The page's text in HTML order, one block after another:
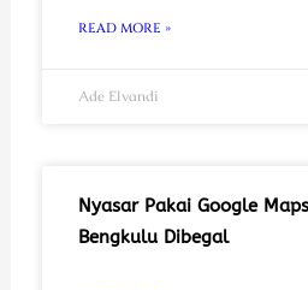
READ MORE »
Ade Elvandi
Nyasar Pakai Google
Bengkulu Dibegal